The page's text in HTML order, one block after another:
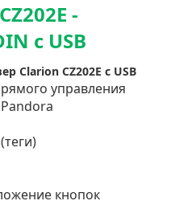
-
с USB
Clarion CZ202E с USB
управления
кнопок